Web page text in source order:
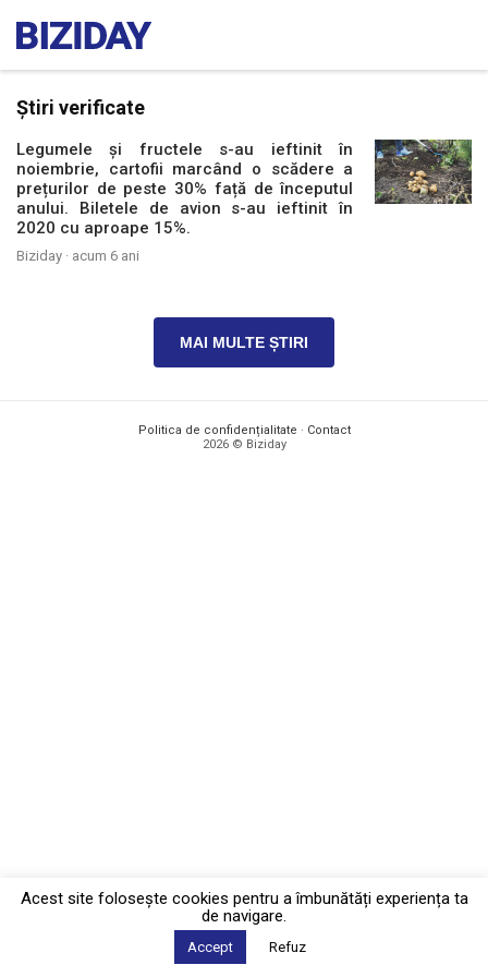
Știri verificate
Legumele și fructele s-au ieftinit în
noiembrie, cartofii marcând o scădere a
prețurilor de peste 30% față de începutul
anului. Biletele de avion s-au ieftinit în
2020 cu aproape 15%.
Biziday · acum 6 ani
MAI MULTE ȘTIRI
Politica de confidențialitate · Contact
2026 © Biziday
Acest site foloseşte cookies pentru a îmbunătăți experiența ta
de navigare.
Accept Refuz